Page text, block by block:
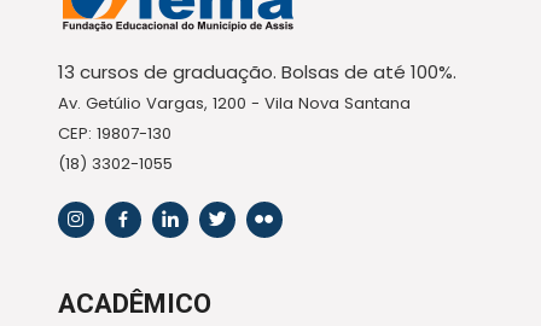
13 cursos de graduação. Bolsas de até 100%.
Av. Getúlio Vargas, 1200 - Vila Nova Santana
CEP: 19807-130
(18) 3302-1055
ACADÊMICO